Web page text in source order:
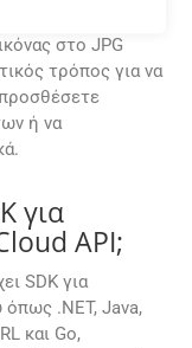
στο JPG
τρόπος για να
ή να
για
API;
SDK για
.NET, Java,
και Go,